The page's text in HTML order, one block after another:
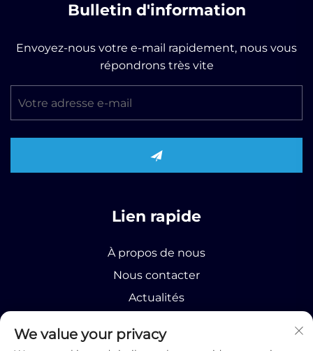
Bulletin d'information
Envoyez-nous votre e-mail rapidement, nous vous
répondrons très vite
Lien rapide
À propos de nous
Nous contacter
Actualités
We value your privacy